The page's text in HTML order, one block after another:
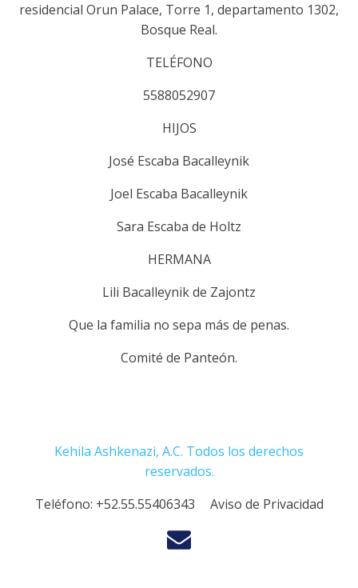
residencial Orun Palace, Torre 1, departamento 1302,
Bosque Real.
TELÉFONO
5588052907
HIJOS
José Escaba Bacalleynik
Joel Escaba Bacalleynik
Sara Escaba de Holtz
HERMANA
Lili Bacalleynik de Zajontz
Que la familia no sepa más de penas.
Comité de Panteón.
Kehila Ashkenazi, A.C. Todos los derechos
reservados.
Teléfono: +52.55.55406343 Aviso de Privacidad